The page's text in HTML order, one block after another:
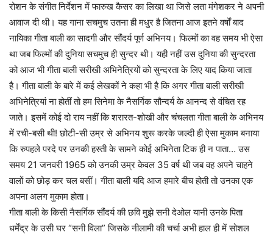
रोशन के संगीत निर्देशन में फारुख कैसर का लिखा था जिसे लता मंगेशकर ने अपनी
आवाज दी थी। यह गाना सचमुच उतना ही मधुर है जितना आज इतने वर्षों बाद
नायिका गीता बाली का सादगी और सौंदर्य पूर्ण अभिनय। फिल्मों का वह समय भी ऐसा
था जब फिल्मों की दुनिया सचमुच ही सुन्दर थी। यही नहीं उस दुनिया की सुन्दरता
को आज भी गीता बाली सरीखी अभिनेत्रियों को सुन्दरता के लिए याद किया जाता
है। गीता बाली के बारे में कई लेखकों ने कहा भी है कि अगर गीता बाली सरीखी
अभिनेत्रियां ना होतीं तो हम सिनेमा के नैसर्गिक सौन्दर्य के आनन्द से वंचित रह
जाते। इसमें कोई दो राय नहीं कि शरारत-शोखी और चंचलता गीता बाली के अभिनय
में रची-बसी थी! छोटी-सी उम्र से अभिनय शुरू करके जल्दी ही ऐसा मुकाम बनाया
कि रुपहले परदे पर उनकी हस्ती के सामने कोई अभिनेता टिक ही न पाता… उस
समय 21 जनवरी 1965 को उनकी उम्र केवल 35 वर्ष थी जब वह अपने चाहने
वालों को छोड़ कर चल बसीं। गीता बाली यदि आज हमारे बीच होती तो उनका एक
अपना अलग मुकाम होता।
गीता बाली के किसी नैसर्गिक सौंदर्य की छवि मुझे सनी देओल यानी उनके पिता
धर्मेंद्र के उसी घर “सनी विला” जिसके नीलामी की चर्चा अभी हाल ही में सोशल